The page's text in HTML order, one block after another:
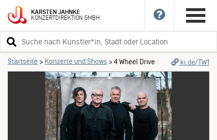
KARSTENJAHNKE
KONZERTDIREKTIONGMBH
Suchbegriff
eingeben
Startseite > Konzerte und Shows >4 Wheel Drive kj.de/TW1